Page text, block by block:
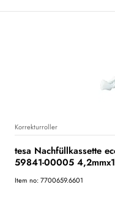
Korrekturroller
tesa Nachfüllkassette
59841-00005
Item no: 7700659.6601